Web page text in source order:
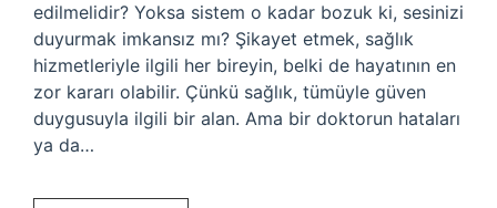
edilmelidir? Yoksa sistem o kadar bozuk ki, sesinizi
duyurmak imkansız mı? Şikayet etmek, sağlık
hizmetleriyle ilgili her bireyin, belki de hayatının en
zor kararı olabilir. Çünkü sağlık, tümüyle güven
duygusuyla ilgili bir alan. Ama bir doktorun hataları
ya da…